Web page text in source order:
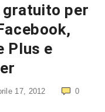
gratuito per
Plus e
17, 2012 0